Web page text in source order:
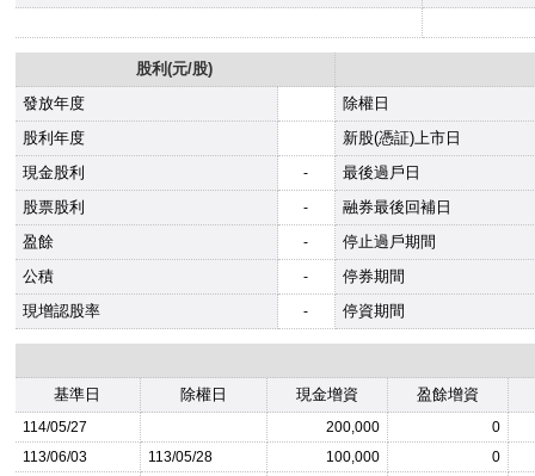
股利(元/股)
發放年度
除權日
股利年度
新股(憑証)上市日
現金股利
-
最後過戶日
股票股利
-
融券最後回補日
盈餘
-
停止過戶期間
公積
-
停券期間
現增認股率
- 停資期間
基準日 除權日 現金增資 盈餘增資
114/05/27 200,000
0
113/06/03
113/05/28 100,000
0